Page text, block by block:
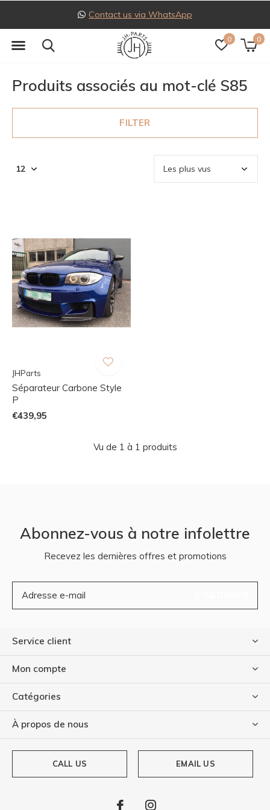
0 0
Contact us via WhatsApp
Produits associés au mot-clé S85
FILTER
JHParts
Séparateur Carbone Style
P
€439,95
Vu de 1 à 1 produits
Abonnez-vous à notre infolettre
Recevez les dernières offres et promotions
Service client
Mon compte
Catégories
À propos de nous
CALL US EMAIL US